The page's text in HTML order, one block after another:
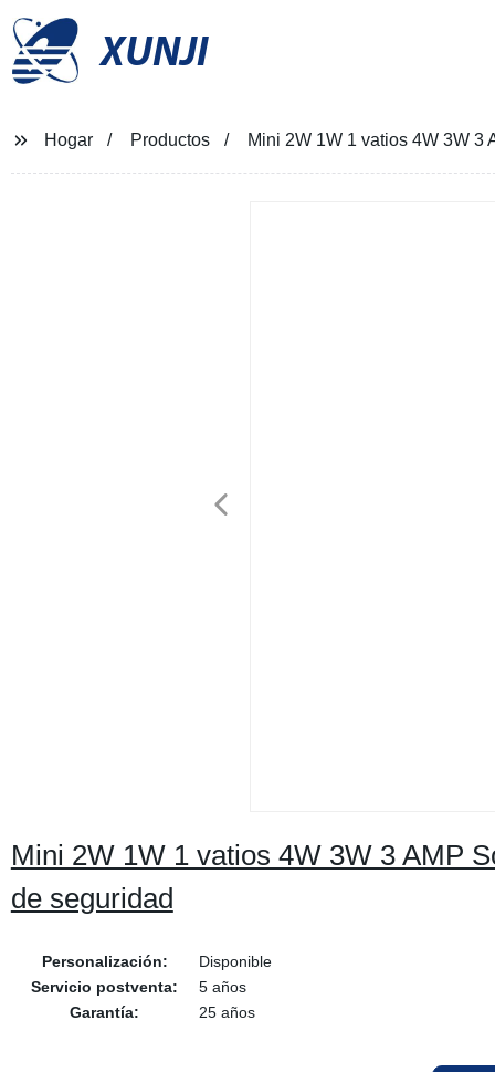
XUNJI
Hogar Productos Mini 2W 1W 1 vatios 4W 3W 3
Mini 2W 1W 1 vatios 4W 3W 3 AMP
de seguridad
Personalización:
Disponible
Servicio postventa:
5 años
Garantía:
25 años